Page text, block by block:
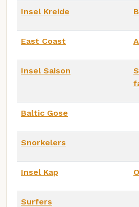
Insel Kreide
East Coast
Insel Saison
Baltic Gose
Snorkelers
Insel Kap
Surfers